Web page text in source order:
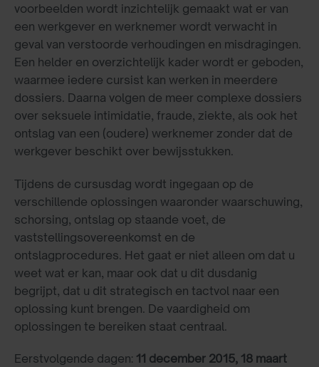
voorbeelden wordt inzichtelijk gemaakt wat er van
een werkgever en werknemer wordt verwacht in
geval van verstoorde verhoudingen en misdragingen.
Een helder en overzichtelijk kader wordt er geboden,
waarmee iedere cursist kan werken in meerdere
dossiers. Daarna volgen de meer complexe dossiers
over seksuele intimidatie, fraude, ziekte, als ook het
ontslag van een (oudere) werknemer zonder dat de
werkgever beschikt over bewijsstukken.
Tijdens de cursusdag wordt ingegaan op de
verschillende oplossingen waaronder waarschuwing,
schorsing, ontslag op staande voet, de
vaststellingsovereenkomst en de
ontslagprocedures. Het gaat er niet alleen om dat u
weet wat er kan, maar ook dat u dit dusdanig
begrijpt, dat u dit strategisch en tactvol naar een
oplossing kunt brengen. De vaardigheid om
oplossingen te bereiken staat centraal.
Eerstvolgende dagen: 11 december 2015, 18 maart